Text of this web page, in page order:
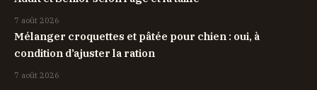
7 août 2026
Mélanger croquettes et pâtée pour chien : oui, à
condition d’ajuster la ration
7 août 2026